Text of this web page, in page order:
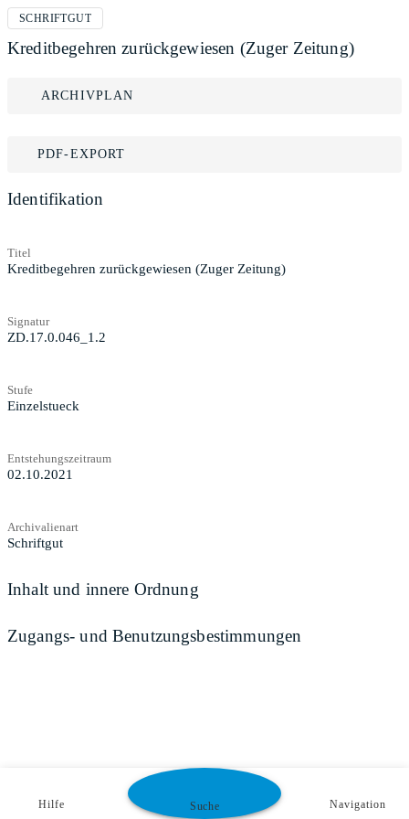
SCHRIFTGUT
Kreditbegehren zurückgewiesen (Zuger Zeitung)
ARCHIVPLAN
PDF-EXPORT
Identifikation
Titel
Kreditbegehren zurückgewiesen (Zuger Zeitung)
Signatur
ZD.17.0.046_1.2
Stufe
Einzelstueck
Entstehungszeitraum
02.10.2021
Archivalienart
Schriftgut
Inhalt und innere Ordnung
Zugangs- und Benutzungsbestimmungen
Hilfe Suche Navigation